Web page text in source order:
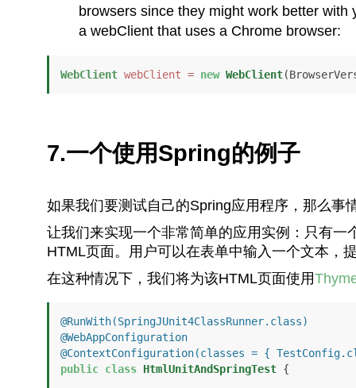
browsers since they might work better
a webClient that uses a Chrome browser:
WebClient webClient = new WebClient
7.一个使用Spring的例子
如果我们要测试自己的Spring应用程序，那么事
让我们来实现一个非常简单的应用实例：只有
HTML页面。用户可以在表单中输入一个文本，
在这种情况下，我们将为该HTML页面使用
@RunWith(SpringJUnit4ClassRunner.class)
@WebAppConfiguration
@ContextConfiguration(classes = {
public class HtmlUnitAndSpringTest {